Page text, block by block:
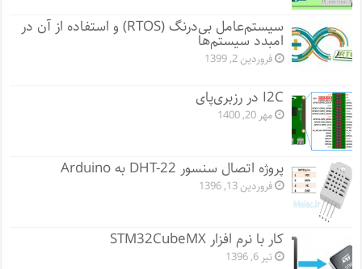
سیستم‌عامل بی‌درنگ (RTOS) و استفاده از آن در
امبدد سیستم‌ها
فروردین 2, 1399
I2C در رزبری‌پای
مهر 20, 1400
پروژه اتصال سنسور DHT-22 به Arduino
فروردین 13, 1396
کار با نرم افزار STM32CubeMX
تیر 6, 1396